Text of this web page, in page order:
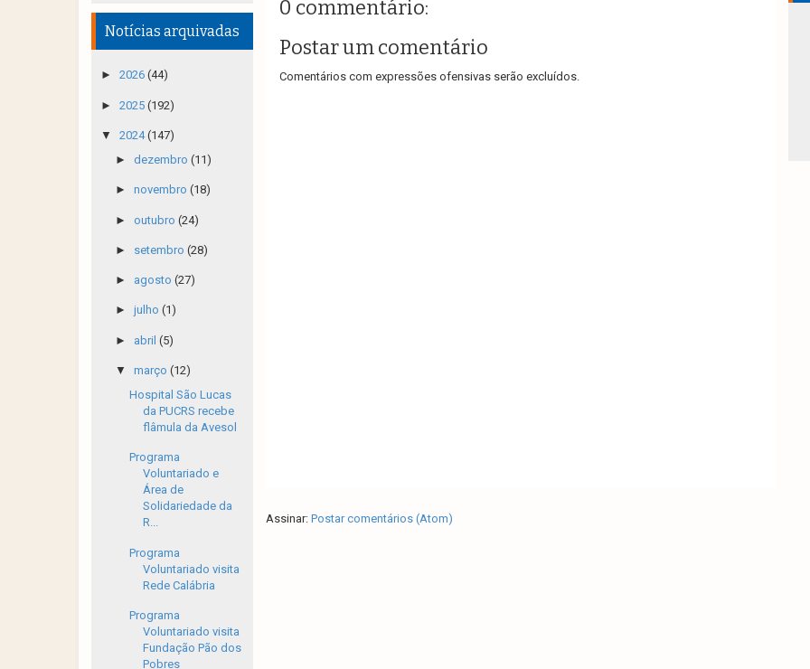
0 commentário:
Postar um comentário
Comentários com expressões ofensivas serão excluídos.
Assinar: Postar comentários (Atom)
Notícias arquivadas
► 2026 (44)
► 2025 (192)
▼ 2024(147)
► dezembro (11)
► novembro (18)
► outubro (24)
► setembro (28)
► agosto (27)
► julho (1)
► abril (5)
▼ março (12)
Hospital São Lucas
da PUCRS recebe
flâmula da Avesol
Programa
Voluntariado e
Área de
Solidariedade da
R...
Programa
Voluntariado visita
Rede Calábria
Programa
Voluntariado visita
Fundação Pão dos
Pobres